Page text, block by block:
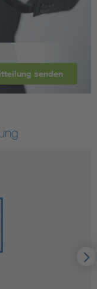
senden